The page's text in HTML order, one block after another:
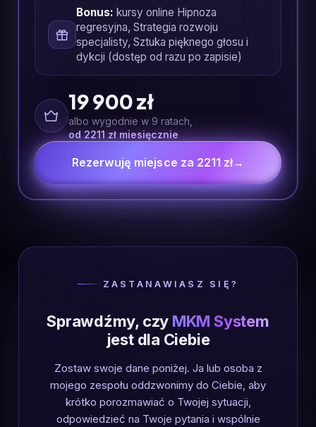
Bonus: kursy online Hipnoza
regresyjna, Strategia rozwoju
specjalisty, Sztuka pięknego głosu i
dykcji (dostęp od razu po zapisie)
19 900 zł
albo wygodnie w 9 ratach,
od 2211 zł miesięcznie
Rezerwuję miejsce za 2211 zł→
ZASTANAWIASZ SIĘ?
Sprawdźmy, czy MKM System
jest dla Ciebie
Zostaw swoje dane poniżej. Ja lub osoba z
mojego zespołu oddzwonimy do Ciebie, aby
krótko porozmawiać o Twojej sytuacji,
odpowiedzieć na Twoje pytania i wspólnie